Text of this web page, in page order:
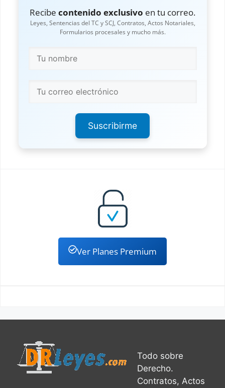
Recibe contenido exclusivo en tu correo.
Leyes, Sentencias del TC y SCJ, Contratos, Actos Notariales,
Formularios procesales y mucho más.
Suscribirme
Ver Planes Premium
Todo sobre
Derecho.
Contratos, Actos